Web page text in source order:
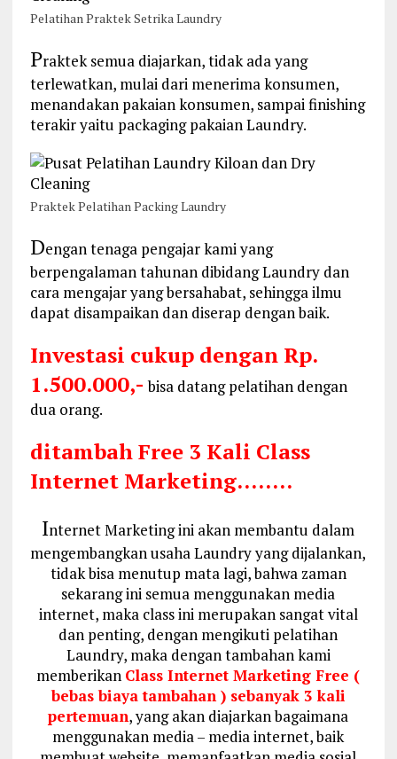
Pelatihan Praktek Setrika Laundry
Praktek semua diajarkan, tidak ada yang
terlewatkan, mulai dari menerima konsumen,
menandakan pakaian konsumen, sampai finishing
terakir yaitu packaging pakaian Laundry.
Praktek Pelatihan Packing Laundry
Dengan tenaga pengajar kami yang
berpengalaman tahunan dibidang Laundry dan
cara mengajar yang bersahabat, sehingga ilmu
dapat disampaikan dan diserap dengan baik.
Investasi cukup dengan Rp.
1.500.000,- bisa datang pelatihan dengan
dua orang.
ditambah Free 3 Kali Class
Internet Marketing……..
Internet Marketing ini akan membantu dalam
mengembangkan usaha Laundry yang dijalankan,
tidak bisa menutup mata lagi, bahwa zaman
sekarang ini semua menggunakan media
internet, maka class ini merupakan sangat vital
dan penting, dengan mengikuti pelatihan
Laundry, maka dengan tambahan kami
memberikan Class Internet Marketing Free (
bebas biaya tambahan ) sebanyak 3 kali
pertemuan, yang akan diajarkan bagaimana
menggunakan media – media internet, baik